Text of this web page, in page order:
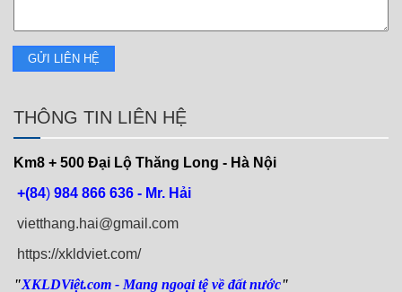
THÔNG TIN LIÊN HỆ
Km8 + 500 Đại Lộ Thăng Long - Hà Nội
+(84) 984 866 636 - Mr. Hải
vietthang.hai@gmail.com
https://xkldviet.com/
"XKLDViệt.com - Mang ngoại tệ về đất nước"